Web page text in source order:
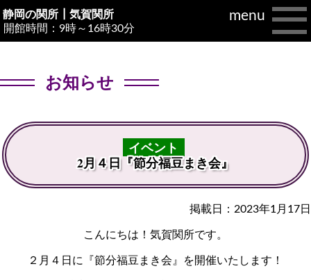
静岡の関所┃気賀関所
開館時間：9時～16時30分
menu
お知らせ
イベント
2月４日『節分福豆まき会』
掲載日：2023年1月17日
こんにちは！気賀関所です。
２月４日に『節分福豆まき会』を開催いたします！